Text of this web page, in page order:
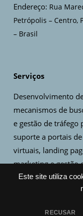
Este site utiliza
RECUSAR
Endereço: Rua
Petrópolis – Centro,
– Brasil
Serviços
Desenvolvimento
mecanismos de
e gestão de tráfego
suporte a portais
virtuais, landing
marketing e gestão
sociais. Criação